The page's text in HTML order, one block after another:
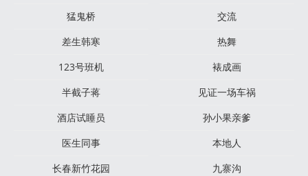
猛鬼桥
交流
差生韩寒
热舞
123号班机
裱成画
半截子蒋
见证一场车祸
酒店试睡员
孙小果亲爹
医生同事
本地人
长春新竹花园
九寨沟